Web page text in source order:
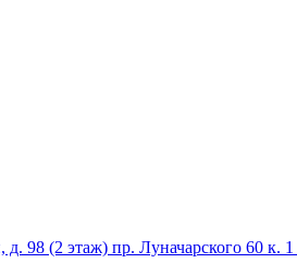
д. 98 (2 этаж) пр. Луначарского 60 к. 1